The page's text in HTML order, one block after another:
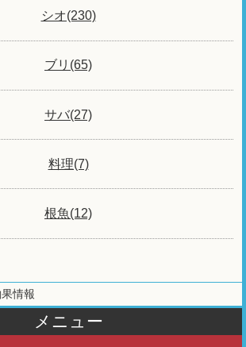
シオ(230)
ブリ(65)
サバ(27)
料理(7)
根魚(12)
情報
メニュー